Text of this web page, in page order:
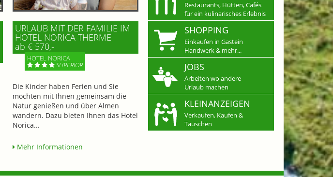
URLAUB MIT DER FAMILIE IM
HOTEL NORICA THERME
ab € 570,-
HOTEL NORICA
SUPERIOR
Die Kinder haben Ferien und Sie
möchten mit Ihnen gemeinsam die
Natur genießen und über Almen
wandern. Dazu bieten Ihnen das Hotel
Norica...
Mehr Informationen
Restaurants, Hütten, Cafés
für ein kulinarisches Erlebnis
SHOPPING
Einkaufen in Gastein
Handwerk & mehr...
JOBS
Arbeiten wo andere
Urlaub machen
KLEINANZEIGEN
Verkaufen, Kaufen &
Tauschen